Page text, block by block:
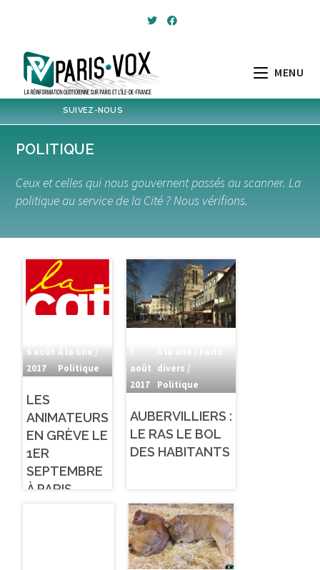
MENU
SUIVEZ-NOUS
1,143
Post 4,967 Post
POLITIQUE
Ceux et celles qui nous gouvernent passés au scanner. La
politique au service de la Cité ? Nous vérifions.
6 août
2017
À la une /
Politique
LES
ANIMATEURS
EN GRÈVE LE
1ER
SEPTEMBRE
À PARIS
août
2017
divers /
Politique
AUBERVILLIERS :
LE RAS LE BOL
DES HABITANTS